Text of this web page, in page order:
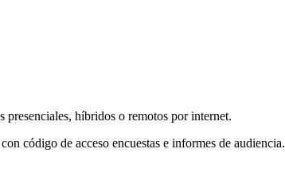
presenciales, híbridos o remotos por internet.
código de acceso encuestas e informes de audiencia.